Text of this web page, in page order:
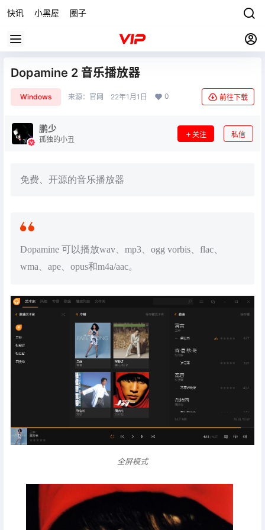
快讯 小黑屋 圈子
Dopamine 2 音乐播放器
Windows 来源： 官网 22年1月1日 0 前往下载
鹏少
孤独的小丑
关注 私信
免费、开源的音乐播放器
Dopamine 可以播放wav、mp3、ogg vorbis、flac、
wma、ape、opus和m4a/aac。
全屏模式